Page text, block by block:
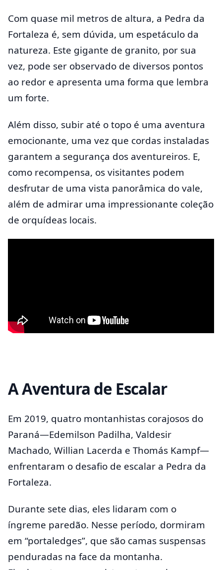
Com quase mil metros de altura, a Pedra da
Fortaleza é, sem dúvida, um espetáculo da
natureza. Este gigante de granito, por sua
vez, pode ser observado de diversos pontos
ao redor e apresenta uma forma que lembra
um forte.
Além disso, subir até o topo é uma aventura
emocionante, uma vez que cordas instaladas
garantem a segurança dos aventureiros. E,
como recompensa, os visitantes podem
desfrutar de uma vista panorâmica do vale,
além de admirar uma impressionante coleção
de orquídeas locais.
A Aventura de Escalar
Em 2019, quatro montanhistas corajosos do
Paraná—Edemilson Padilha, Valdesir
Machado, Willian Lacerda e Thomás Kampf—
enfrentaram o desafio de escalar a Pedra da
Fortaleza.
Durante sete dias, eles lidaram com o
íngreme paredão. Nesse período, dormiram
em “portaledges”, que são camas suspensas
penduradas na face da montanha.